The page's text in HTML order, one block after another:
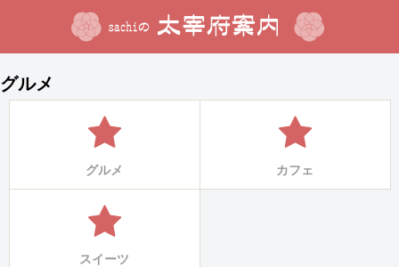
グルメ
グルメ カフェ
スイーツ